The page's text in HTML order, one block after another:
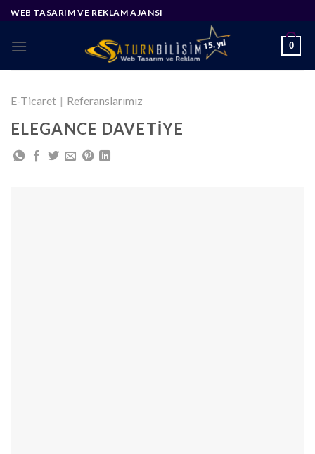
Skip
content
WEB TASARIM VE REKLAM AJANSI
0
E-Ticaret | Referanslarımız
ELEGANCE DAVETIYE